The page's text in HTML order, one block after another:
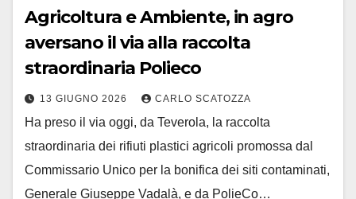
Agricoltura e Ambiente, in agro
aversano il via alla raccolta
straordinaria Polieco
13 GIUGNO 2026 CARLO SCATOZZA
Ha preso il via oggi, da Teverola, la raccolta
straordinaria dei rifiuti plastici agricoli promossa dal
Commissario Unico per la bonifica dei siti contaminati,
Generale Giuseppe Vadalà, e da PolieCo…